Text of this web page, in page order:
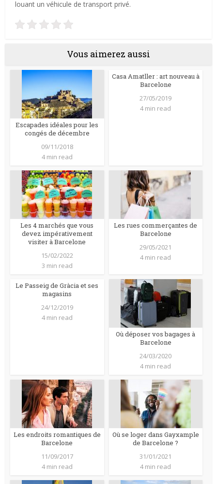
louant un véhicule de transport privé.
Vous aimerez aussi
Escapades idéales pour les
congés de décembre
09/11/2018
4 min read
Casa Amatller : art nouveau à
Barcelone
27/05/2019
4 min read
Les 4 marchés que vous
devez impérativement
visiter à Barcelone
15/02/2022
3 min read
Les rues commerçantes de
Barcelone
29/05/2021
4 min read
Le Passeig de Gràcia et ses
magasins
24/12/2019
4 min read
Où déposer vos bagages à
Barcelone
24/03/2020
4 min read
Les endroits romantiques de
Barcelone
11/09/2017
4 min read
Où se loger dans Gayxample
de Barcelone ?
31/01/2021
4 min read